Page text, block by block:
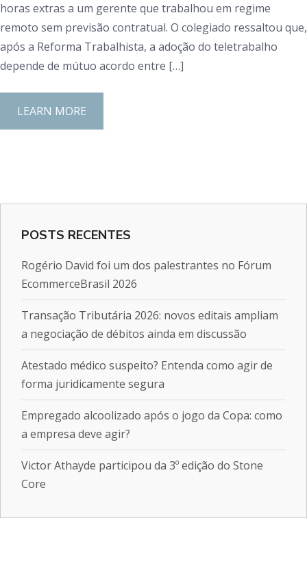
horas extras a um gerente que trabalhou em regime
remoto sem previsão contratual. O colegiado ressaltou que,
após a Reforma Trabalhista, a adoção do teletrabalho
depende de mútuo acordo entre […]
LEARN MORE
POSTS RECENTES
Rogério David foi um dos palestrantes no Fórum
EcommerceBrasil 2026
Transação Tributária 2026: novos editais ampliam
a negociação de débitos ainda em discussão
Atestado médico suspeito? Entenda como agir de
forma juridicamente segura
Empregado alcoolizado após o jogo da Copa: como
a empresa deve agir?
Victor Athayde participou da 3º edição do Stone
Core